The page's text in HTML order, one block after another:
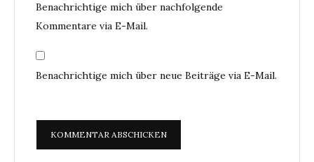
Benachrichtige mich über nachfolgende
Kommentare via E-Mail.
Benachrichtige mich über neue Beiträge via E-Mail.